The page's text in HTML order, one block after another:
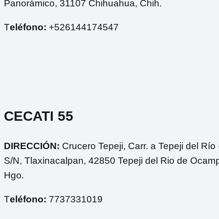
Panorámico, 31107 Chihuahua, Chih.
Teléfono: +526144174547
CECATI 55
DIRECCIÓN: Crucero Tepeji, Carr. a Tepeji del Río
S/N, Tlaxinacalpan, 42850 Tepeji del Rio de
Hgo.
Teléfono: 7737331019